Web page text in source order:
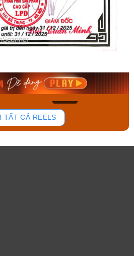
136
Casio Nam MTS-
Mua ngay
TẤT CẢ REELS